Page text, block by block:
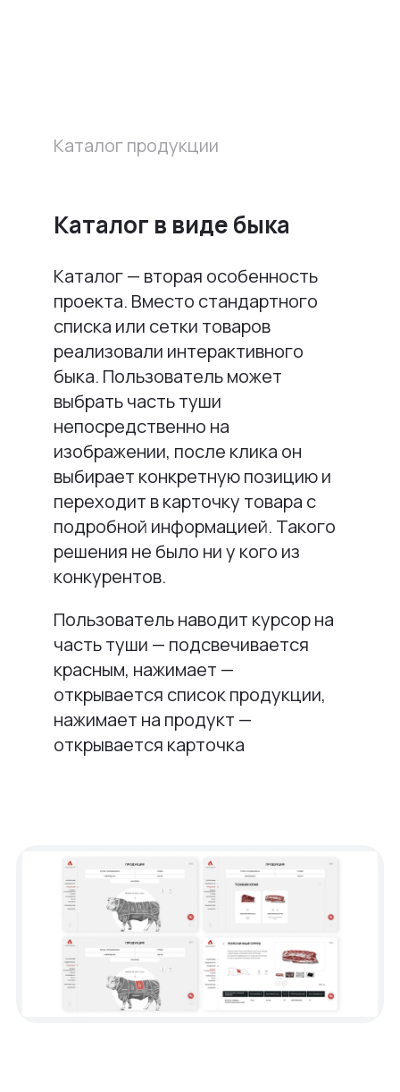
Каталог продукции
Каталог в виде быка
Каталог — вторая особенность
проекта. Вместо стандартного
списка или сетки товаров
реализовали интерактивного
быка. Пользователь может
выбрать часть туши
непосредственно на
изображении, после клика он
выбирает конкретную позицию и
переходит в карточку товара с
подробной информацией. Такого
решения не было ни у кого из
конкурентов.
Пользователь наводит курсор на
часть туши — подсвечивается
красным, нажимает —
открывается список продукции,
нажимает на продукт —
открывается карточка